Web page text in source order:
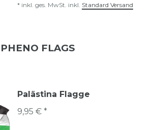
* inkl. ges. MwSt. inkl. Standard Versand
FLAGS
Palästina Flagge
9,95 € *